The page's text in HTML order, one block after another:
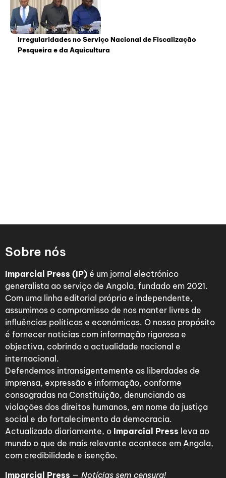
Irregularidades no Serviço Nacional de Fiscalização
Pesqueira e da Aquicultura
Sobre nós
Imparcial Press (IP) é um jornal electrónico
generalista ao serviço de Angola, fundado em 2021.
Com uma linha editorial própria e independente,
assumimos o compromisso de nos manter livres de
influências políticas e económicas. O nosso propósito
é fornecer notícias com informação rigorosa e
objectiva, cobrindo a actualidade nacional e
internacional.
Defendemos intransigentemente as liberdades de
imprensa, expressão e informação, conforme
consagradas na Constituição, denunciando as
violações dos direitos humanos, em nome da justiça
social e do fortalecimento da democracia.
Actualizado diariamente, o Imparcial Press leva ao
mundo o que de mais relevante acontece em Angola,
com credibilidade e isenção.
Imparcial Press — Notícias sem censura!